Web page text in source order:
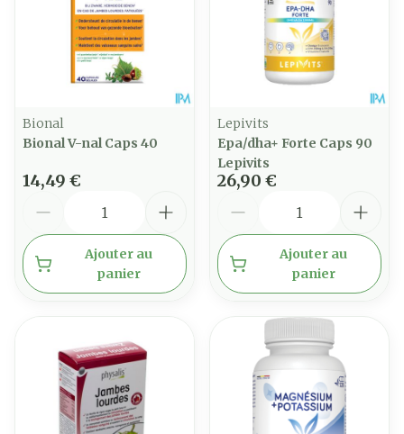
Bional
Bional V-nal Caps 40
14,49 €
Ajouter au
panier
Lepivits
Epa/dha+ Forte Caps 90
Lepivits
26,90 €
Ajouter au
panier